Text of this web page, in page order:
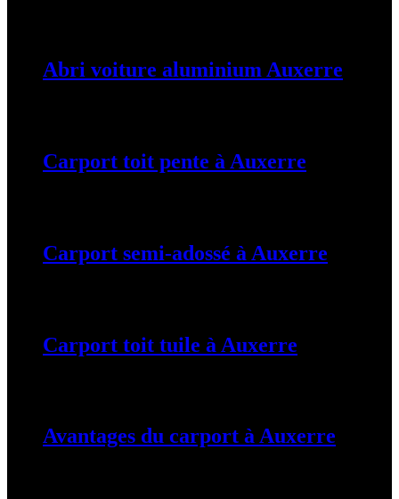
Abri voiture aluminium Auxerre
Carport toit pente à Auxerre
Carport semi-adossé à Auxerre
Carport toit tuile à Auxerre
Avantages du carport à Auxerre